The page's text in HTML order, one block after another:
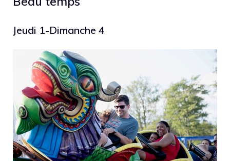
Jeudi 1-Dimanche 4